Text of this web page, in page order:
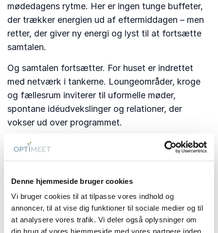
Denne hjemmeside bruger cookies
Vi bruger cookies til at tilpasse vores indhold og
annoncer, til at vise dig funktioner til sociale medier og til
at analysere vores trafik. Vi deler også oplysninger om
mødedagens rytme. Her er ingen tunge buffeter,
der trækker energien ud af eftermiddagen – men
retter, der giver ny energi og lyst til at fortsætte
samtalen.
Og samtalen fortsætter. For huset er indrettet
med netværk i tankerne. Loungeområder, kroge
og fællesrum inviterer til uformelle møder,
spontane idéudvekslinger og relationer, der
vokser ud over programmet.
Som en gæst udtrykker det:
“To gode dage med
fantastisk mad og i
skønne omgivelser. Meget